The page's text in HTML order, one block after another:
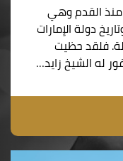
القدم وهي
دولة الإمارات
فلقد حظيت
له الشيخ زايد…